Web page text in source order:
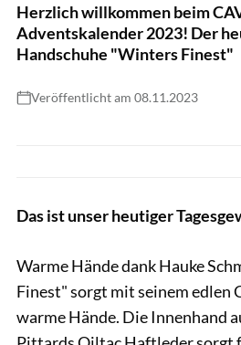
Herzlich willkommen beim
Adventskalender 2023! Der
Handschuhe "Winters Finest"
Veröffentlicht am 08.11.2023
Das ist unser heutiger
Warme Hände dank Hauke
Finest" sorgt mit seinem edlen
warme Hände. Die Innenhand